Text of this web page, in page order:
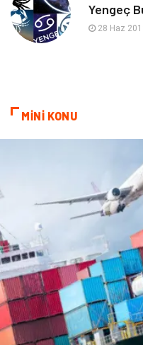
Astroloji
Yazı Tahtaları
Yengeç
28 Haz
MİNİ KONU